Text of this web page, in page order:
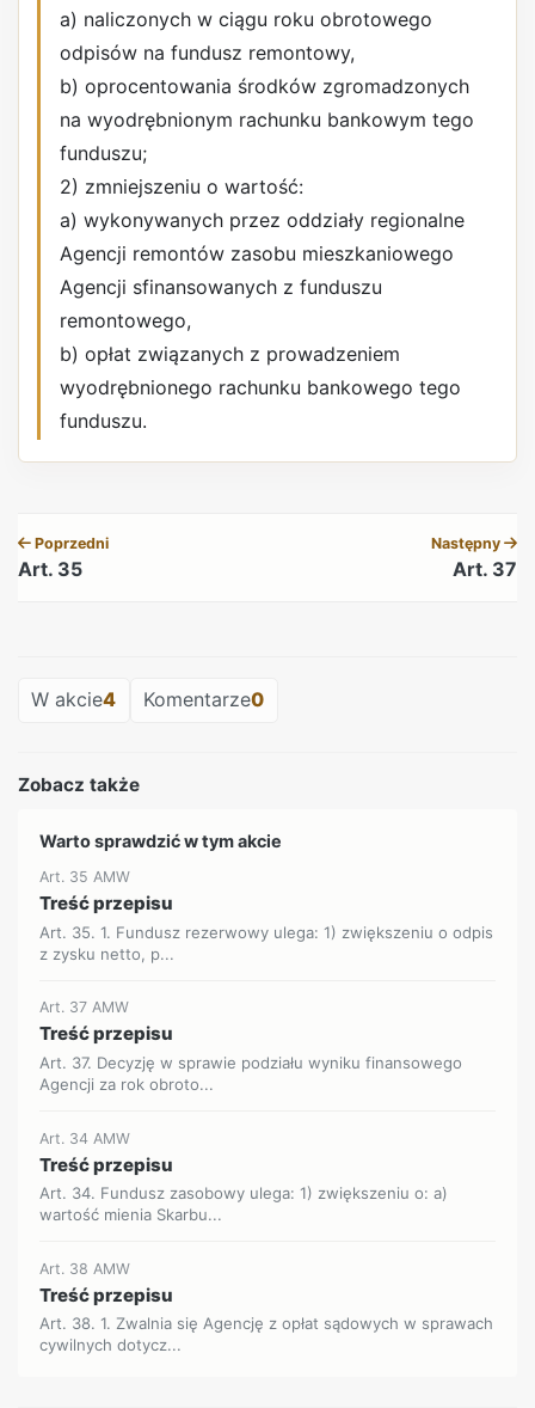
a) naliczonych w ciągu roku obrotowego
odpisów na fundusz remontowy,
b) oprocentowania środków zgromadzonych
na wyodrębnionym rachunku bankowym tego
funduszu;
2) zmniejszeniu o wartość:
a) wykonywanych przez oddziały regionalne
Agencji remontów zasobu mieszkaniowego
Agencji sfinansowanych z funduszu
remontowego,
b) opłat związanych z prowadzeniem
wyodrębnionego rachunku bankowego tego
funduszu.
Poprzedni
Art. 35
Następny
Art. 37
W akcie4 Komentarze0
Zobacz także
Warto sprawdzić w tym akcie
Art. 35 AMW
Treść przepisu
Art. 35. 1. Fundusz rezerwowy ulega: 1) zwiększeniu o odpis
z zysku netto, p...
Art. 37 AMW
Treść przepisu
Art. 37. Decyzję w sprawie podziału wyniku finansowego
Agencji za rok obroto...
Art. 34 AMW
Treść przepisu
Art. 34. Fundusz zasobowy ulega: 1) zwiększeniu o: a)
wartość mienia Skarbu...
Art. 38 AMW
Treść przepisu
Art. 38. 1. Zwalnia się Agencję z opłat sądowych w sprawach
cywilnych dotycz...